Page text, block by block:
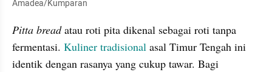
Amadea/Kumparan
Pitta bread atau roti pita dikenal sebagai roti tanpa
fermentasi. Kuliner tradisional asal Timur Tengah ini
identik dengan rasanya yang cukup tawar. Bagi